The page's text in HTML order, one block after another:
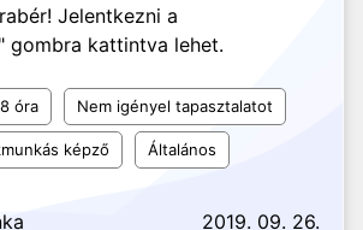
Jelentkezni a
gombra kattintva lehet.
óra Nem igényel tapasztalatot
képző Általános
2019. 09. 26.